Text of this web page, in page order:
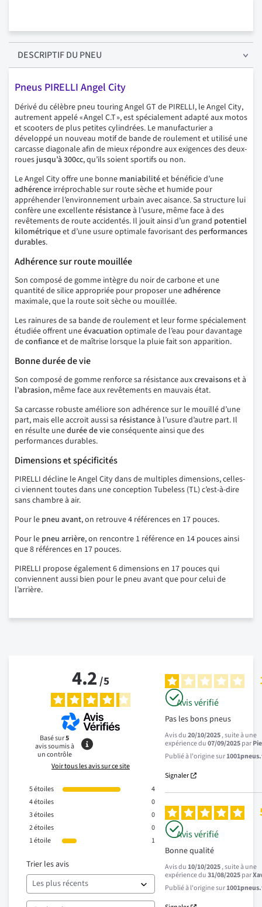
DESCRIPTIFDU PNEU
Pneus PIRELLI Angel City
Dérivé du célèbre pneu touring Angel GT de PIRELLI, le Angel City,
autrement appelé « Angel C.T », est spécialement adapté aux motos
et scooters de plus petites cylindrées. Le manufacturier a
développé un nouveau motif de bande de roulement et utilisé une
carcasse diagonale afin de mieux répondre aux exigences des deux-
roues jusqu’à 300cc, qu’ils soient sportifs ou non.
Le Angel City offre une bonne maniabilitéet bénéficie d’une
adhérence irréprochable sur route sèche et humide pour
appréhender l’environnement urbain avec aisance. Sa structure lui
confère une excellente résistanceà l’usure, même face à des
revêtements de route accidentés. Il jouit ainsi d’un grand potentiel
kilométriqueet d’une usure optimale favorisant des performances
durables.
Adhérence sur route mouillée
Son composé de gomme intègre du noir de carbone et une
quantité de silice appropriée pour proposer uneadhérence
maximale, que la route soit sèche ou mouillée.
Les rainures de sa bande de roulement et leur forme spécialement
étudiée offrent uneévacuation optimale de l’eau pour davantage
deconfianceet de maîtrise lorsque la pluie fait son apparition.
Bonne durée de vie
Son composé de gomme renforce sa résistance auxcrevaisonset à
l’abrasion, même face aux revêtements en mauvais état.
Sa carcasse robuste améliore son adhérence sur le mouillé d’une
part, mais elle accroit aussi sa résistanceà l’usure d’autre part. Il
en résulte unedurée de vieconséquente ainsi que des
performances durables.
Dimensions et spécificités
PIRELLI décline le Angel City dans de multiples dimensions, celles-
ci viennent toutes dans une conception Tubeless (TL) c’est-à-dire
sans chambre à air.
Pour le pneu avant, on retrouve 4 références en 17 pouces.
Pour le pneu arrière, on rencontre 1 référence en 14 pouces ainsi
que 8 références en 17 pouces.
PIRELLI propose également 6 dimensions en 17 pouces qui
conviennent aussi bien pour le pneu avant que pour celui de
l’arrière.
4.2/5
Basé sur5
avis soumis à
un contrôle
Voir tous les avis sur ce site
5étoiles
4
4étoiles
0
3étoiles
0
2étoiles
0
1étoile 1
Trier les avis
Avis vérifié
Pas les bons pneus
Avis du20/10/2025, suite à une
expérience du07/09/2025par
Publié à l'origine sur
Signaler
Avis vérifié
Bonne qualité
Avis du10/10/2025, suite à une
expérience du31/08/2025par
Publié à l'origine sur